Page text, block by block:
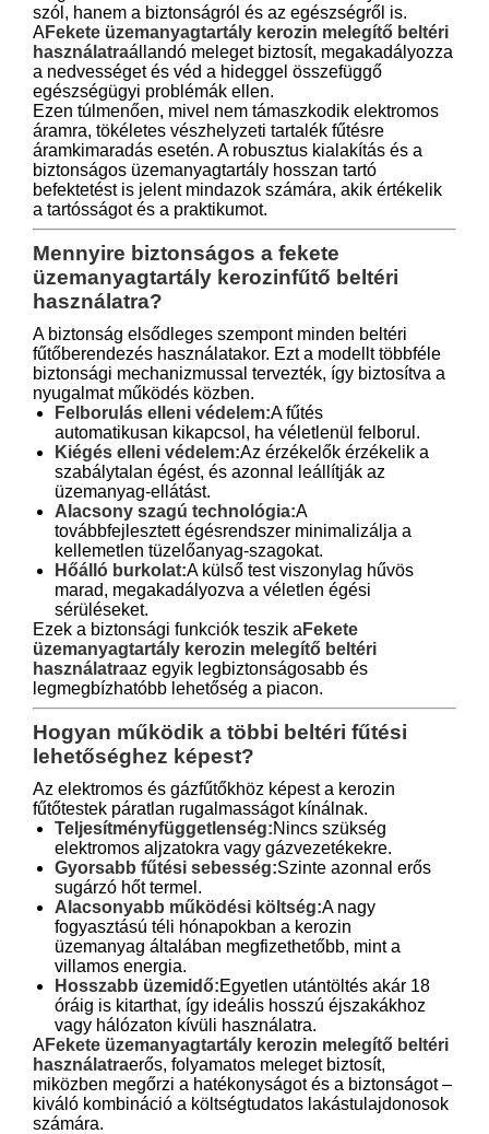
szól, hanem a biztonságról és az egészségről is.
AFekete üzemanyagtartály kerozin melegítő beltéri
használatraállandó meleget biztosít, megakadályozza
a nedvességet és véd a hideggel összefüggő
egészségügyi problémák ellen.
Ezen túlmenően, mivel nem támaszkodik elektromos
áramra, tökéletes vészhelyzeti tartalék fűtésre
áramkimaradás esetén. A robusztus kialakítás és a
biztonságos üzemanyagtartály hosszan tartó
befektetést is jelent mindazok számára, akik értékelik
a tartósságot és a praktikumot.
Mennyire biztonságos a fekete
üzemanyagtartály kerozinfűtő beltéri
használatra?
A biztonság elsődleges szempont minden beltéri
fűtőberendezés használatakor. Ezt a modellt többféle
biztonsági mechanizmussal tervezték, így biztosítva a
nyugalmat működés közben.
Felborulás elleni védelem:A fűtés
automatikusan kikapcsol, ha véletlenül felborul.
Kiégés elleni védelem:Az érzékelők érzékelik a
szabálytalan égést, és azonnal leállítják az
üzemanyag-ellátást.
Alacsony szagú technológia:A
továbbfejlesztett égésrendszer minimalizálja a
kellemetlen tüzelőanyag-szagokat.
Hőálló burkolat:A külső test viszonylag hűvös
marad, megakadályozva a véletlen égési
sérüléseket.
Ezek a biztonsági funkciók teszik a Fekete
üzemanyagtartály kerozin melegítő beltéri
használatraaz egyik legbiztonságosabb és
legmegbízhatóbb lehetőség a piacon.
Hogyan működik a többi beltéri fűtési
lehetőséghez képest?
Az elektromos és gázfűtőkhöz képest a kerozin
fűtőtestek páratlan rugalmasságot kínálnak.
Teljesítményfüggetlenség:Nincs szükség
elektromos aljzatokra vagy gázvezetékekre.
Gyorsabb fűtési sebesség:Szinte azonnal erős
sugárzó hőt termel.
Alacsonyabb működési költség:A nagy
fogyasztású téli hónapokban a kerozin
üzemanyag általában megfizethetőbb, mint a
villamos energia.
Hosszabb üzemidő:Egyetlen utántöltés akár 18
óráig is kitarthat, így ideális hosszú éjszakákhoz
vagy hálózaton kívüli használatra.
AFekete üzemanyagtartály kerozin melegítő beltéri
használatraerős, folyamatos meleget biztosít,
miközben megőrzi a hatékonyságot és a biztonságot –
kiváló kombináció a költségtudatos lakástulajdonosok
számára.